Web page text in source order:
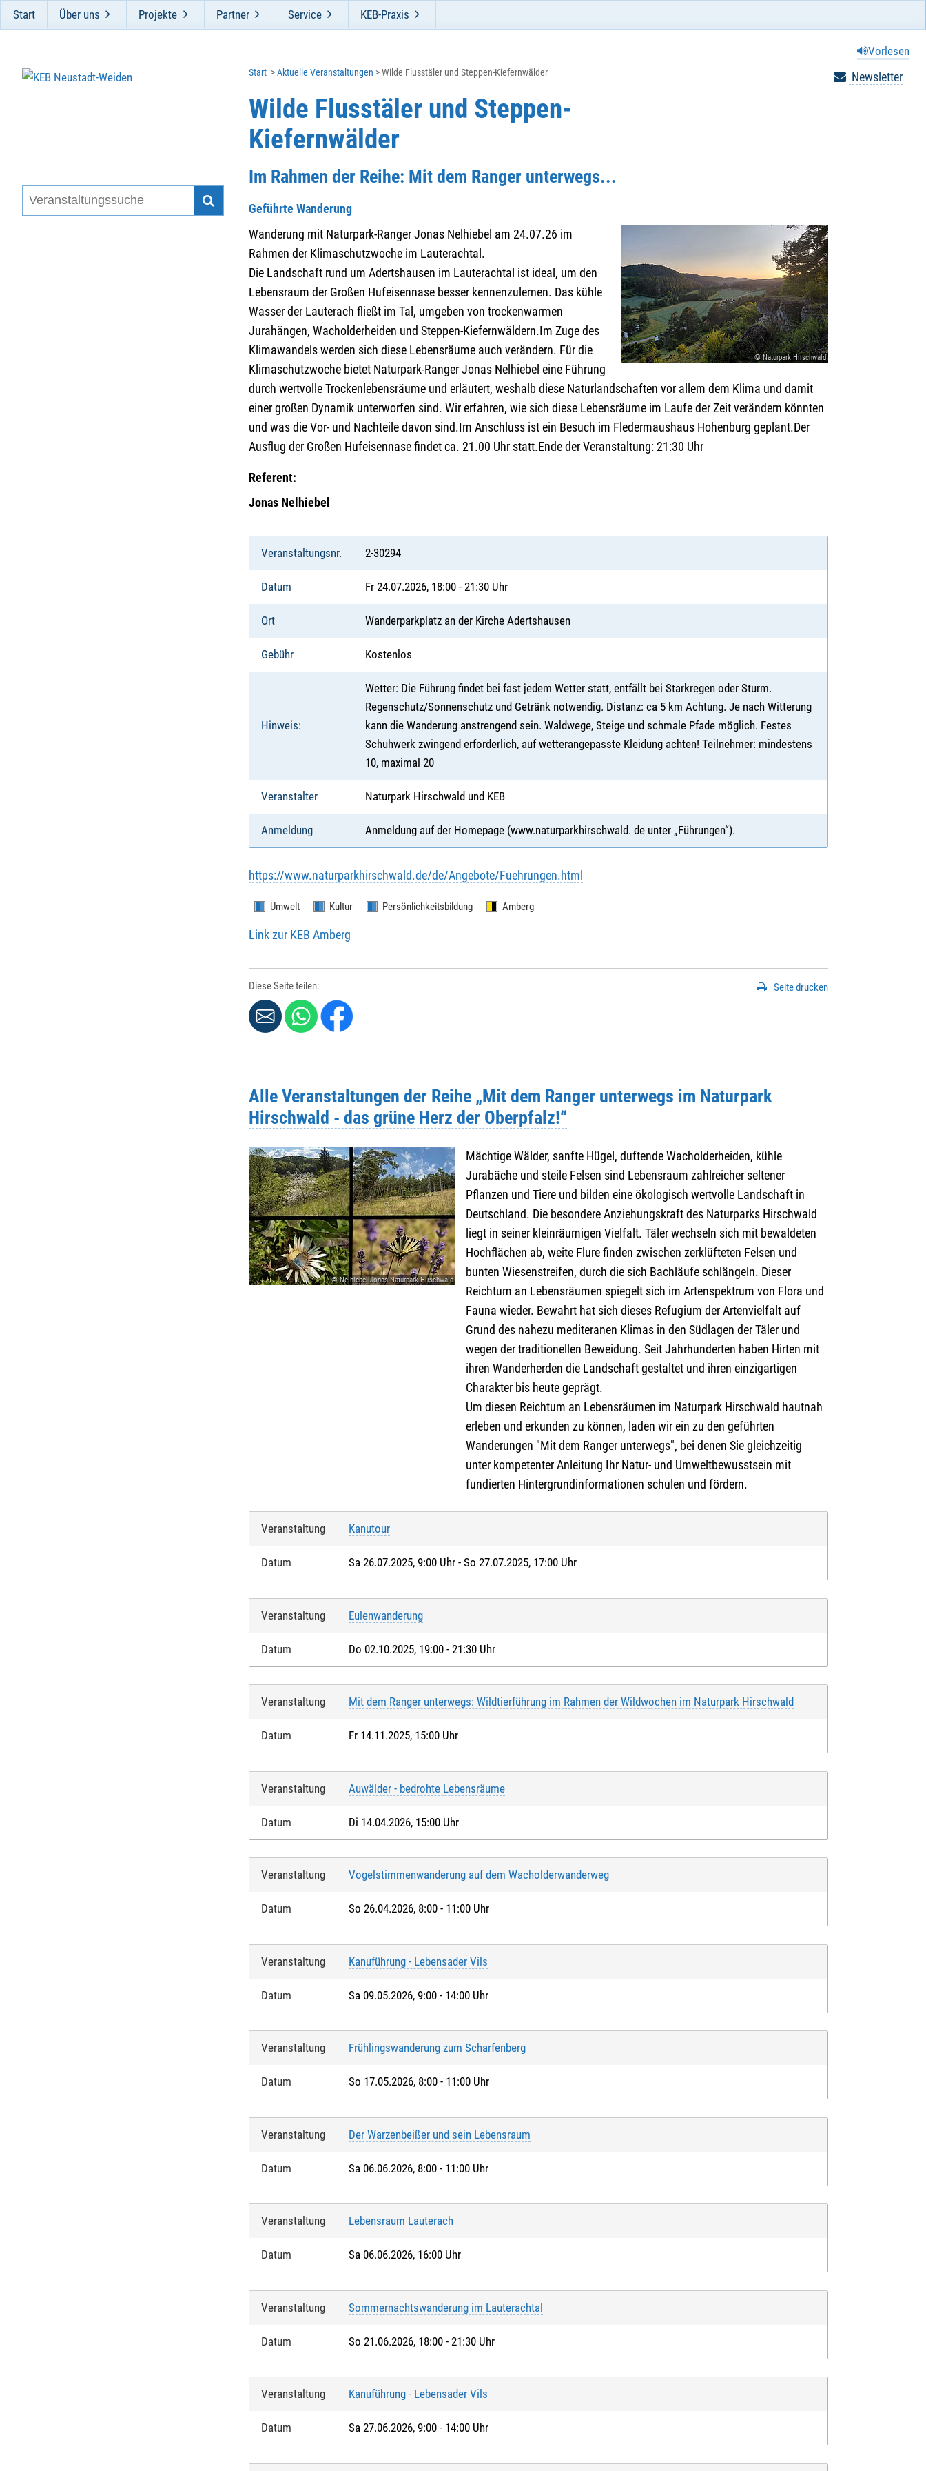
Start Über uns Projekte Partner Service KEB-Praxis
Vorlesen
Newsletter
Start Aktuelle Veranstaltungen Wilde Flusstäler und Steppen-Kiefernwälder
Wilde Flusstäler und Steppen-
Kiefernwälder
Im Rahmen der Reihe: Mit dem Ranger unterwegs...
Geführte Wanderung
© Naturpark Hirschwald
Wanderung mit Naturpark-Ranger Jonas Nelhiebel am 24.07.26 im
Rahmen der Klimaschutzwoche im Lauterachtal.
Die Landschaft rund um Adertshausen im Lauterachtal ist ideal, um den
Lebensraum der Großen Hufeisennase besser kennenzulernen. Das kühle
Wasser der Lauterach fließt im Tal, umgeben von trockenwarmen
Jurahängen, Wacholderheiden und Steppen-Kiefernwäldern.Im Zuge des
Klimawandels werden sich diese Lebensräume auch verändern. Für die
Klimaschutzwoche bietet Naturpark-Ranger Jonas Nelhiebel eine Führung
durch wertvolle Trockenlebensräume und erläutert, weshalb diese Naturlandschaften vor allem dem Klima und damit
einer großen Dynamik unterworfen sind. Wir erfahren, wie sich diese Lebensräume im Laufe der Zeit verändern könnten
und was die Vor- und Nachteile davon sind.Im Anschluss ist ein Besuch im Fledermaushaus Hohenburg geplant.Der
Ausflug der Großen Hufeisennase findet ca. 21.00 Uhr statt.Ende der Veranstaltung: 21:30 Uhr
Referent:
Jonas Nelhiebel
Veranstaltungsnr. 2-30294
Datum Fr 24.07.2026, 18:00 - 21:30 Uhr
Ort Wanderparkplatz an der Kirche Adertshausen
Gebühr Kostenlos
Hinweis:
Wetter: Die Führung findet bei fast jedem Wetter statt, entfällt bei Starkregen oder Sturm.
Regenschutz/Sonnenschutz und Getränk notwendig. Distanz: ca 5 km Achtung. Je nach Witterung
kann die Wanderung anstrengend sein. Waldwege, Steige und schmale Pfade möglich. Festes
Schuhwerk zwingend erforderlich, auf wetterangepasste Kleidung achten! Teilnehmer: mindestens
10, maximal 20
Veranstalter Naturpark Hirschwald und KEB
Anmeldung Anmeldung auf der Homepage (www.naturparkhirschwald. de unter „Führungen“).
https://www.naturparkhirschwald.de/de/Angebote/Fuehrungen.html
Umwelt Kultur Persönlichkeitsbildung Amberg
Link zur KEB Amberg
Diese Seite teilen: Seite drucken
Alle Veranstaltungen der Reihe „Mit dem Ranger unterwegs im Naturpark
Hirschwald - das grüne Herz der Oberpfalz!“
© Nelhiebel Jonas Naturpark Hirschwald
Mächtige Wälder, sanfte Hügel, duftende Wacholderheiden, kühle
Jurabäche und steile Felsen sind Lebensraum zahlreicher seltener
Pflanzen und Tiere und bilden eine ökologisch wertvolle Landschaft in
Deutschland. Die besondere Anziehungskraft des Naturparks Hirschwald
liegt in seiner kleinräumigen Vielfalt. Täler wechseln sich mit bewaldeten
Hochflächen ab, weite Flure finden zwischen zerklüfteten Felsen und
bunten Wiesenstreifen, durch die sich Bachläufe schlängeln. Dieser
Reichtum an Lebensräumen spiegelt sich im Artenspektrum von Flora und
Fauna wieder. Bewahrt hat sich dieses Refugium der Artenvielfalt auf
Grund des nahezu mediteranen Klimas in den Südlagen der Täler und
wegen der traditionellen Beweidung. Seit Jahrhunderten haben Hirten mit
ihren Wanderherden die Landschaft gestaltet und ihren einzigartigen
Charakter bis heute geprägt.
Um diesen Reichtum an Lebensräumen im Naturpark Hirschwald hautnah
erleben und erkunden zu können, laden wir ein zu den geführten
Wanderungen "Mit dem Ranger unterwegs", bei denen Sie gleichzeitig
unter kompetenter Anleitung Ihr Natur- und Umweltbewusstsein mit
fundierten Hintergrundinformationen schulen und fördern.
Veranstaltung Kanutour
Datum Sa 26.07.2025, 9:00 Uhr - So 27.07.2025, 17:00 Uhr
Veranstaltung Eulenwanderung
Datum Do 02.10.2025, 19:00 - 21:30 Uhr
Veranstaltung Mit dem Ranger unterwegs: Wildtierführung im Rahmen der Wildwochen im Naturpark Hirschwald
Datum Fr 14.11.2025, 15:00 Uhr
Veranstaltung Auwälder - bedrohte Lebensräume
Datum Di 14.04.2026, 15:00 Uhr
Veranstaltung Vogelstimmenwanderung auf dem Wacholderwanderweg
Datum So 26.04.2026, 8:00 - 11:00 Uhr
Veranstaltung Kanuführung - Lebensader Vils
Datum Sa 09.05.2026, 9:00 - 14:00 Uhr
Veranstaltung Frühlingswanderung zum Scharfenberg
Datum So 17.05.2026, 8:00 - 11:00 Uhr
Veranstaltung Der Warzenbeißer und sein Lebensraum
Datum Sa 06.06.2026, 8:00 - 11:00 Uhr
Veranstaltung Lebensraum Lauterach
Datum Sa 06.06.2026, 16:00 Uhr
Veranstaltung Sommernachtswanderung im Lauterachtal
Datum So 21.06.2026, 18:00 - 21:30 Uhr
Veranstaltung Kanuführung - Lebensader Vils
Datum Sa 27.06.2026, 9:00 - 14:00 Uhr